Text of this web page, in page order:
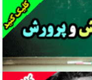
یزدی